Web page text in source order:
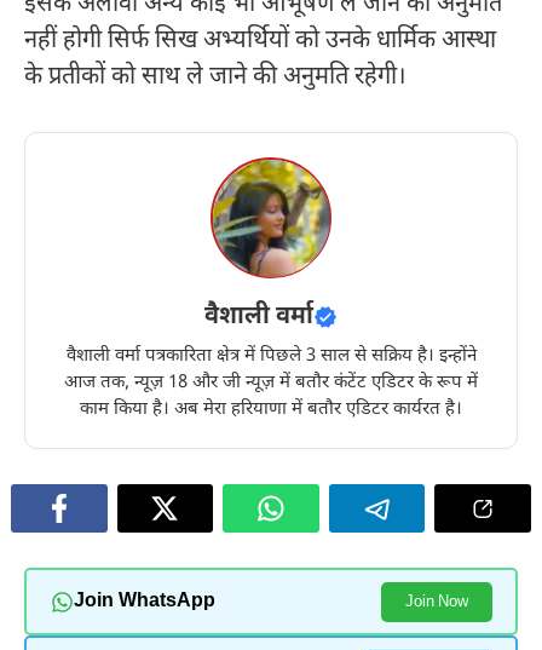
नहीं होगी सिर्फ सिख अभ्यर्थियों को उनके धार्मिक आस्था
के प्रतीकों को साथ ले जाने की अनुमति रहेगी।
वैशाली वर्मा
वैशाली वर्मा पत्रकारिता क्षेत्र में पिछले 3 साल से सक्रिय है। इन्होंने
आज तक, न्यूज़ 18 और जी न्यूज़ में बतौर कंटेंट एडिटर के रूप में
काम किया है। अब मेरा हरियाणा में बतौर एडिटर कार्यरत है।
Join WhatsApp Join Now